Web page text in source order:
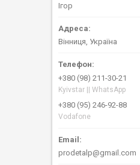
Ігор
Вінниця, Україна
+380 (98) 211-30-21
Kyivstar || WhatsApp
+380 (95) 246-92-88
Vodafone
prodetalp@gmail.com